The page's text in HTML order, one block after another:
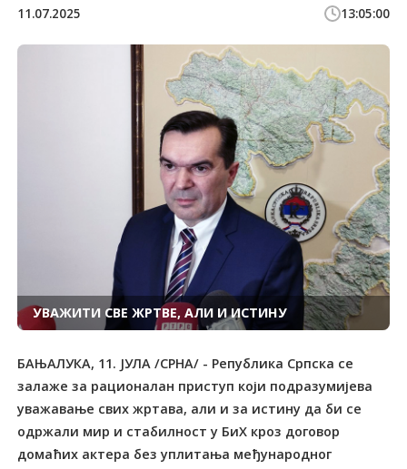
11.07.2025 13:05:00
УВАЖИТИ СВЕ ЖРТВЕ, АЛИ И ИСТИНУ
БАЊАЛУКА, 11. ЈУЛА /СРНА/ - Република Српска се
залаже за рационалан приступ који подразумијева
уважавање свих жртава, али и за истину да би се
одржали мир и стабилност у БиХ кроз договор
домаћих актера без уплитања међународног